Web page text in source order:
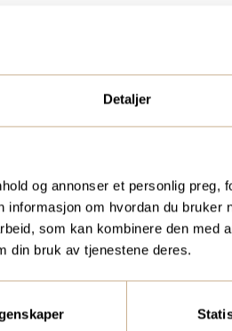
Detaljer
og annonser et personlig preg,
om hvordan du bruker
som kan kombinere den med
din bruk av tjenestene deres.
BESTILL
To ganger
traume,